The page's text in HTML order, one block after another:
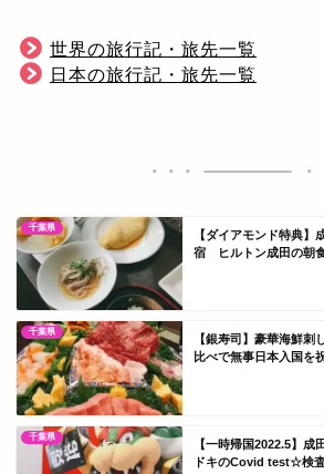
世界の旅行記・旅先一覧
日本の旅行記・旅先一覧
千葉県
【ダイアモンド特典】
宿 ヒルトン成田の朝
千葉県
【銀寿司】豪華海鮮刺
比べで無事日本入国を
千葉県
【一時帰国2022.5】成
ドキのCovid test☆検